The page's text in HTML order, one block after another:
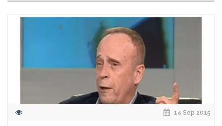
14 Sep 2015